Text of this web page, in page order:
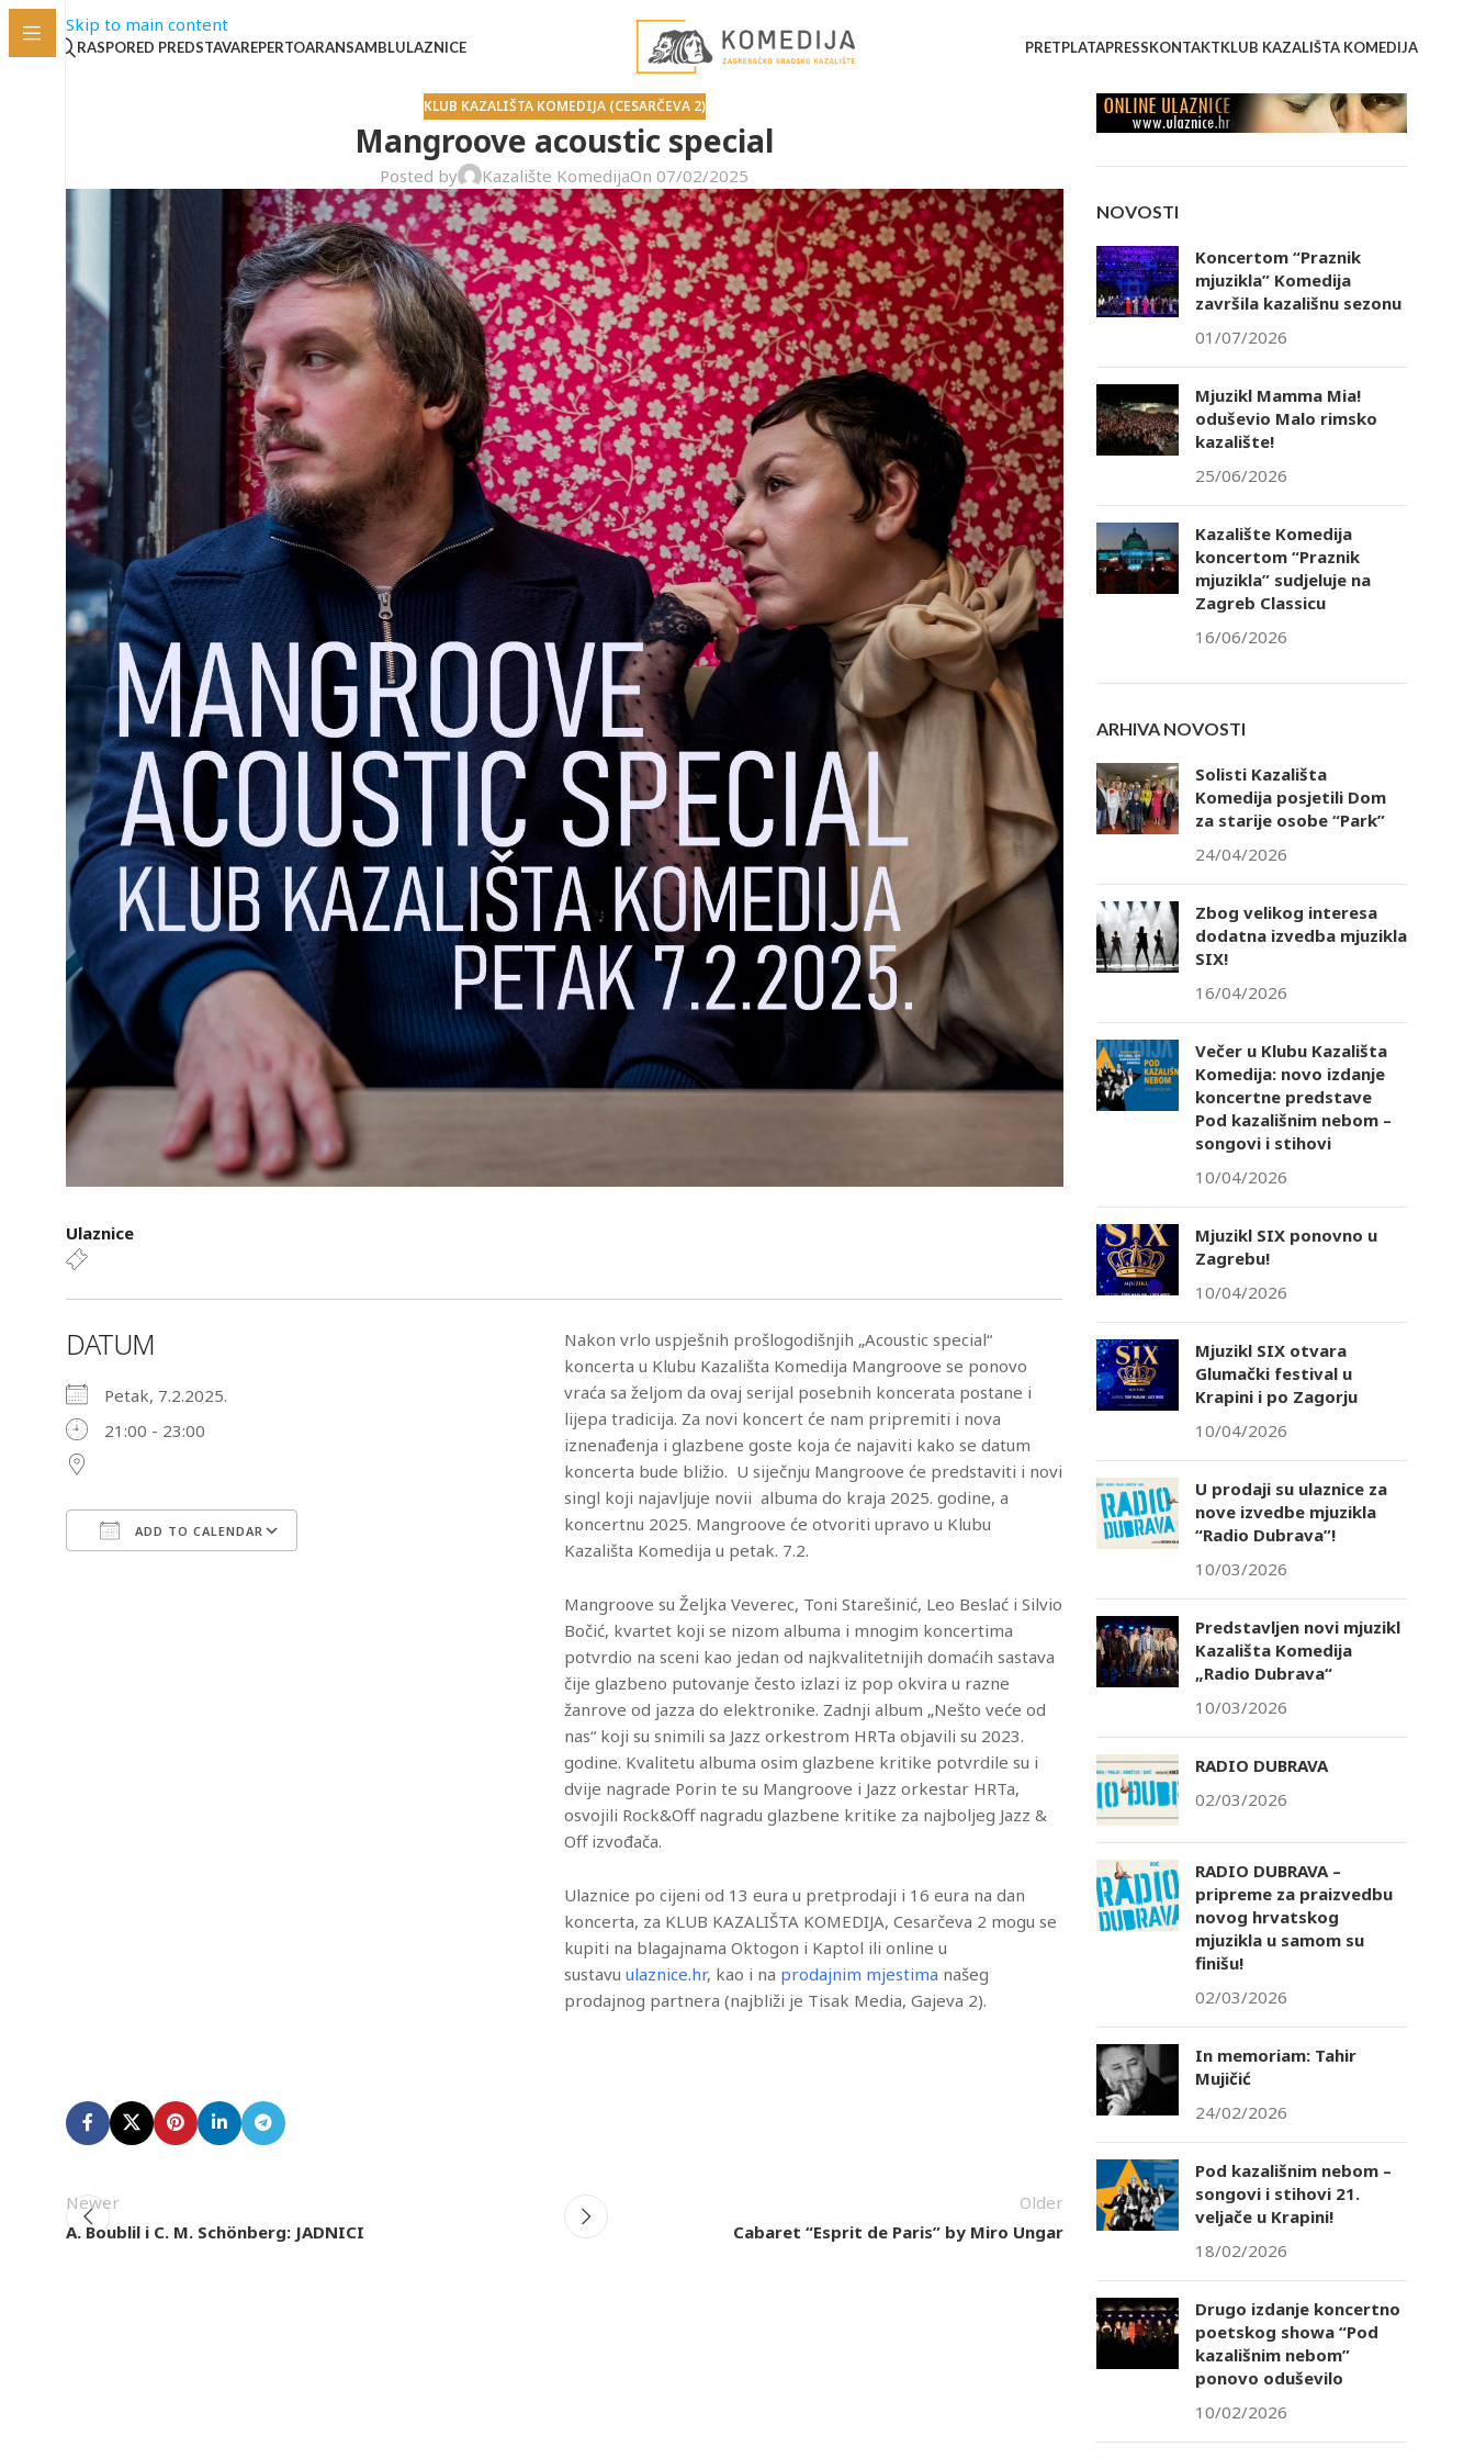
Skip to main content
RASPORED PREDSTAVAREPERTOARANSAMBLULAZNICE PRETPLATAPRESSKONTAKTKLUB KAZALIŠTA KOMEDIJA
KLUB KAZALIŠTA KOMEDIJA (CESARČEVA 2)
Mangroove acoustic special
Posted by Kazalište KomedijaOn 07/02/2025
Ulaznice
DATUM
Petak, 7.2.2025.
21:00 - 23:00
ADD TO CALENDAR
Nakon vrlo uspješnih prošlogodišnjih „Acoustic special“
koncerta u Klubu Kazališta Komedija Mangroove se ponovo
vraća sa željom da ovaj serijal posebnih koncerata postane i
lijepa tradicija. Za novi koncert će nam pripremiti i nova
iznenađenja i glazbene goste koja će najaviti kako se datum
koncerta bude bližio. U siječnju Mangroove će predstaviti i novi
singl koji najavljuje novii albuma do kraja 2025. godine, a
koncertnu 2025. Mangroove će otvoriti upravo u Klubu
Kazališta Komedija u petak. 7.2.
Mangroove su Željka Veverec, Toni Starešinić, Leo Beslać i Silvio
Bočić, kvartet koji se nizom albuma i mnogim koncertima
potvrdio na sceni kao jedan od najkvalitetnijih domaćih sastava
čije glazbeno putovanje često izlazi iz pop okvira u razne
žanrove od jazza do elektronike. Zadnji album „Nešto veće od
nas“ koji su snimili sa Jazz orkestrom HRTa objavili su 2023.
godine. Kvalitetu albuma osim glazbene kritike potvrdile su i
dvije nagrade Porin te su Mangroove i Jazz orkestar HRTa,
osvojili Rock&Off nagradu glazbene kritike za najboljeg Jazz &
Off izvođača.
Ulaznice po cijeni od 13 eura u pretprodaji i 16 eura na dan
koncerta, za KLUB KAZALIŠTA KOMEDIJA, Cesarčeva 2 mogu se
kupiti na blagajnama Oktogon i Kaptol ili online u
sustavuulaznice.hr, kao i na prodajnim mjestima našeg
prodajnog partnera (najbliži je Tisak Media, Gajeva 2).
Newer
A. Boublil i C. M. Schönberg: JADNICI
Older
Cabaret “Esprit de Paris” by Miro Ungar
NOVOSTI
Koncertom “Praznik
mjuzikla” Komedija
završila kazališnu sezonu
01/07/2026
Mjuzikl Mamma Mia!
oduševio Malo rimsko
kazalište!
25/06/2026
Kazalište Komedija
koncertom “Praznik
mjuzikla” sudjeluje na
Zagreb Classicu
16/06/2026
ARHIVA NOVOSTI
Solisti Kazališta
Komedija posjetili Dom
za starije osobe “Park”
24/04/2026
Zbog velikog interesa
dodatna izvedba mjuzikla
SIX!
16/04/2026
Večer u Klubu Kazališta
Komedija: novo izdanje
koncertne predstave
Pod kazališnim nebom –
songovi i stihovi
10/04/2026
Mjuzikl SIX ponovno u
Zagrebu!
10/04/2026
Mjuzikl SIX otvara
Glumački festival u
Krapini i po Zagorju
10/04/2026
U prodaji su ulaznice za
nove izvedbe mjuzikla
“Radio Dubrava”!
10/03/2026
Predstavljen novi mjuzikl
Kazališta Komedija
„Radio Dubrava“
10/03/2026
RADIO DUBRAVA
02/03/2026
RADIO DUBRAVA –
pripreme za praizvedbu
novog hrvatskog
mjuzikla u samom su
finišu!
02/03/2026
In memoriam: Tahir
Mujičić
24/02/2026
Pod kazališnim nebom –
songovi i stihovi 21.
veljače u Krapini!
18/02/2026
Drugo izdanje koncertno
poetskog showa “Pod
kazališnim nebom”
ponovo oduševilo
10/02/2026